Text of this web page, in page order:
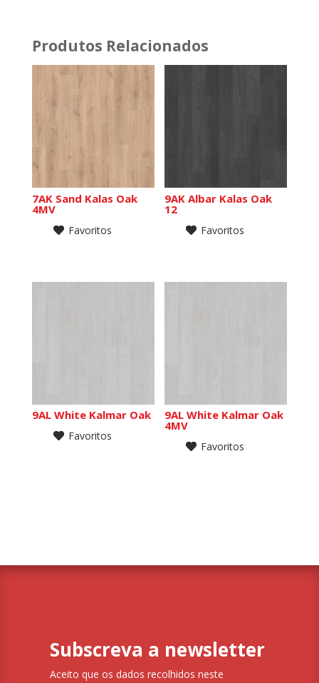
Produtos Relacionados
7AK Sand Kalas Oak
4MV
Favoritos
9AK Albar Kalas Oak
12
Favoritos
9AL White Kalmar Oak
Favoritos
9AL White Kalmar Oak
4MV
Favoritos
Subscreva a newsletter
Aceito que os dados recolhidos neste